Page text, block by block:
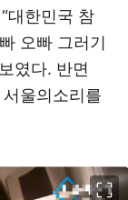
대한민국 참
오빠 그러기
였다. 반면
서울의소리를